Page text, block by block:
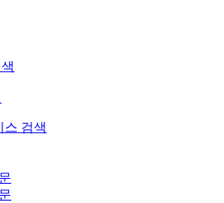
스 검색